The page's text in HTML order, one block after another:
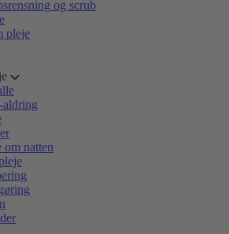
og scrub
pleje
om natten